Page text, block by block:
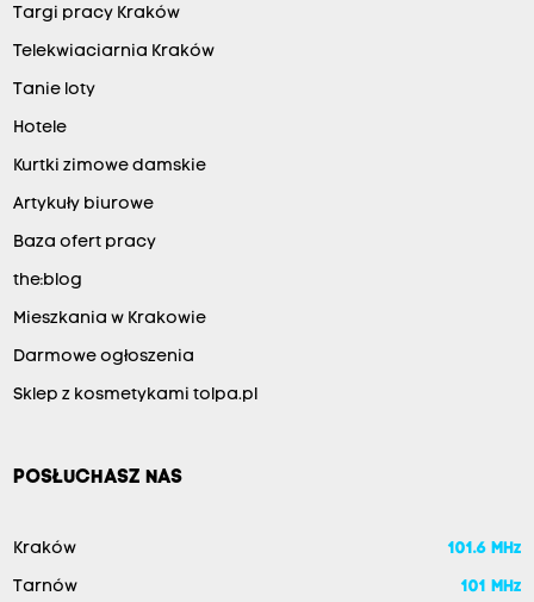
Targi pracy Kraków
Telekwiaciarnia Kraków
Tanie loty
Hotele
Kurtki zimowe damskie
Artykuły biurowe
Baza ofert pracy
the:blog
Mieszkania w Krakowie
Darmowe ogłoszenia
Sklep z kosmetykami tolpa.pl
POSŁUCHASZ NAS
Kraków 101.6 MHz
Tarnów 101 MHz